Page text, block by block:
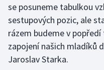
Stolní tenis
Triatlon
Veslování
se posuneme tabulkou
sestupových pozic, ale
rázem budeme v
zapojení našich mladíků
Jaroslav Starka.